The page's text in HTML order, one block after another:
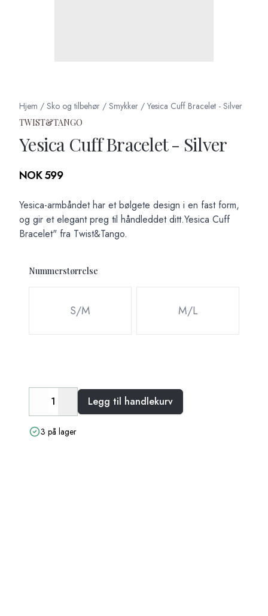
Hjem / Sko og tilbehør / Smykker / Yesica Cuff Bracelet - Silver
TWIST&TANGO
Yesica Cuff Bracelet - Silver
Produktdetaljer
NOK 599
Description
Yesica-armbåndet har et bølgete design i en fast form,
og gir et elegant preg til håndleddet ditt.Yesica Cuff
Bracelet" fra Twist&Tango.
Nummerstørrelse
Velg en Nummerstørrelse
S/M M/L
DecreaseIncreaseLegg til handlekurv
3 på lager